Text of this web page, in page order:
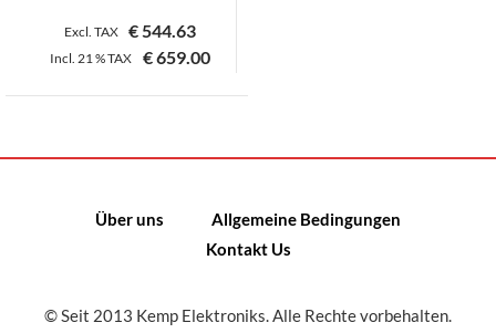
Excl. TAX € 544.63
Incl. 21 %TAX €659.00
Dieses
auf.
Über uns
Allgemeine Bedingungen
Kontakt Us
© Seit 2013 Kemp Elektroniks. Alle Rechte vorbehalten.